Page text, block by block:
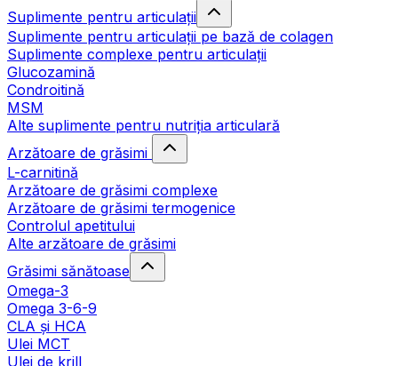
Suplimente pentru articulații
Suplimente pentru articulații pe bază de colagen
Suplimente complexe pentru articulații
Glucozamină
Condroitină
MSM
Alte suplimente pentru nutriția articulară
Arzătoare de grăsimi
L-carnitină
Arzătoare de grăsimi complexe
Arzătoare de grăsimi termogenice
Controlul apetitului
Alte arzătoare de grăsimi
Grăsimi sănătoase
Omega-3
Omega 3-6-9
CLA şi HCA
Ulei MCT
Ulei de krill